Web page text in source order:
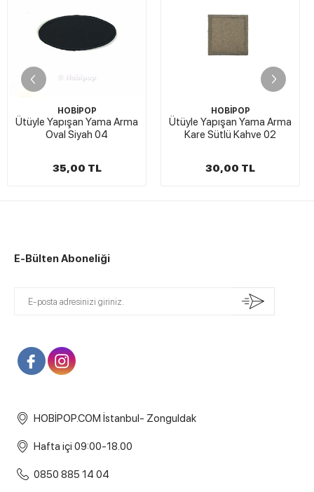
Arma
Ütüyle Yapışan Yama Arma
Kare Sütlü Kahve 02
1 Çift Suni Deri
Yaması
E-Bülten Aboneliği
HOBİPOP.COM İstanbul- Zonguldak
Hafta içi 09:00-18.00
0850 885 14 04